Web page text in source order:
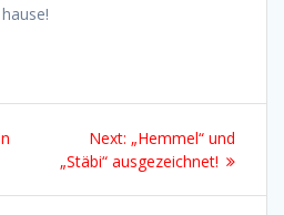
Next: Next
post:
„Hemmel“ und
„Stäbi“ ausgezeichnet!